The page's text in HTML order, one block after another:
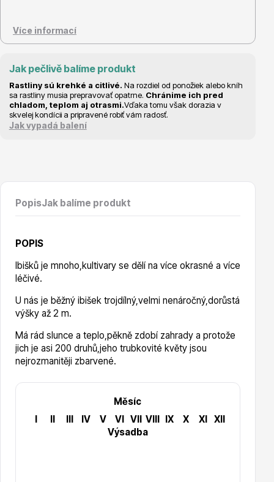
Cibuloviny
Vzrostlé stromy
Nářadí, příslušenství
Postřiky, přípravky
Více informací
Jak pečlivě balíme produkt
Rastliny sú krehké a citlivé. Na rozdiel od ponožiek alebo kníh
sa rastliny musia prepravovať opatrne. Chránime ich pred
chladom, teplom aj otrasmi.Vďaka tomu však dorazia v
skvelej kondícii a pripravené robiť vám radosť.
Jak vypadá balení
PopisJak balíme produkt
POPIS
Ibišků je mnoho,kultivary se dělí na více okrasné a více
léčivé.
U nás je běžný ibišek trojdílný,velmi nenáročný,dorůstá
výšky až 2 m.
Má rád slunce a teplo,pěkně zdobí zahrady a protože
jich je asi 200 druhů,jeho trubkovité květy jsou
nejrozmanitěji zbarvené.
Měsíc
I
II III IV V VI VII VIII IX X XI
XII
Výsadba